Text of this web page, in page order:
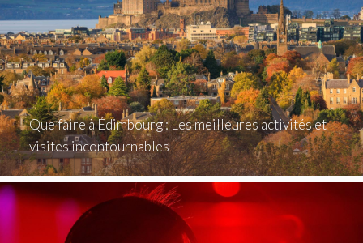
Que faire à Édimbourg : Les meilleures activités et
visites incontournables